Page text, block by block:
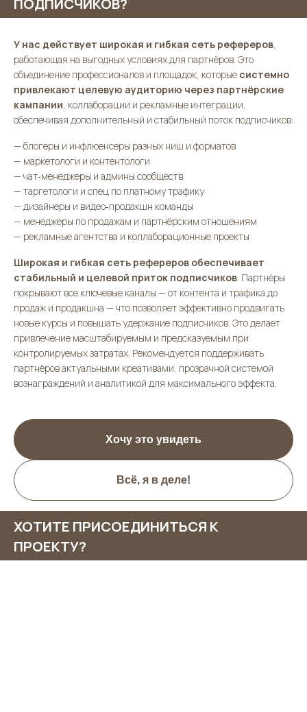
У нас действует широкая и гибкая сеть рефереров,
работающая на выгодных условиях для партнёров. Это
объединение профессионалов и площадок, которые системно
привлекают целевую аудиторию через партнёрские
кампании, коллаборации и рекламные интеграции,
обеспечивая дополнительный и стабильный поток подписчиков:
— блогеры и инфлюенсеры разных ниш и форматов
— маркетологи и контентологи
— чат‑менеджеры и админы сообществ
— таргетологи и спец по платному трафику
— дизайнеры и видео‑продакшн команды
— менеджеры по продажам и партнёрским отношениям
— рекламные агентства и коллаборационные проекты
Широкая и гибкая сеть рефереров обеспечивает
стабильный и целевой приток подписчиков. Партнёры
покрывают все ключевые каналы — от контента и трафика до
продаж и продакшна — что позволяет эффективно продвигать
новые курсы и повышать удержание подписчиков. Это делает
привлечение масштабируемым и предсказуемым при
контролируемых затратах. Рекомендуется поддерживать
партнёров актуальными креативами, прозрачной системой
вознаграждений и аналитикой для максимального эффекта.
Хочу это увидеть
Всё, я в деле!
ХОТИТЕ ПРИСОЕДИНИТЬСЯ К
ПРОЕКТУ?